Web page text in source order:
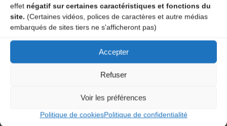
effet négatif sur certaines caractéristiques et fonctions du
site. (Certaines vidéos, polices de caractères et autre médias
embarqués de sites tiers ne s'afficheront pas)
Accepter
Refuser
Voir les préférences
Politique de cookiesPolitique de confidentialité
commentaires sont traitées .